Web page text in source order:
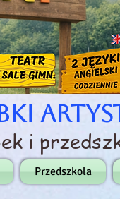
i
Przedszkola